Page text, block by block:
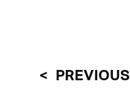
PREVIOUS